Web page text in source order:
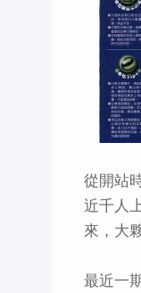
從開站
近千人
來，大
最近一